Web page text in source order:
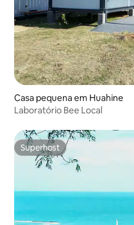
Casa pequena em Huahine
Laboratório Bee Local
Superhost
Superhost